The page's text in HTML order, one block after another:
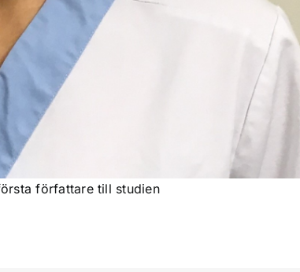
författare till studien